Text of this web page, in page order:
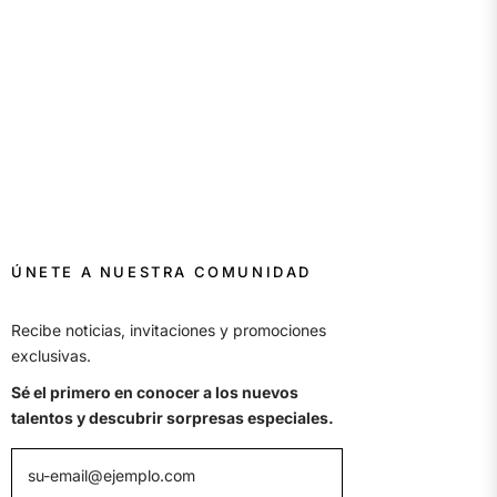
ÚNETE A NUESTRA COMUNIDAD
Recibe noticias, invitaciones y promociones
exclusivas.
Sé el primero en conocer a los nuevos
talentos y descubrir sorpresas especiales.
su-email@ejemplo.com